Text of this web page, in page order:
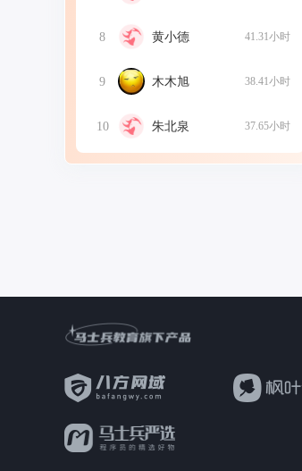
8 黄小德 41.31小时
9 木木旭 38.41小时
10 朱北泉 37.65小时